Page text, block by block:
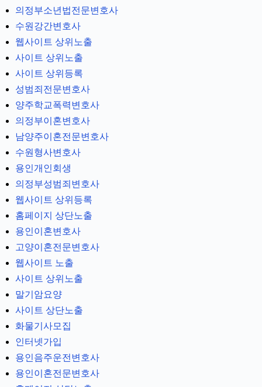
의정부소년법전문변호사
수원강간변호사
웹사이트 상위노출
사이트 상위노출
사이트 상위등록
성범죄전문변호사
양주학교폭력변호사
의정부이혼변호사
남양주이혼전문변호사
수원형사변호사
용인개인회생
의정부성범죄변호사
웹사이트 상위등록
홈페이지 상단노출
용인이혼변호사
고양이혼전문변호사
웹사이트 노출
사이트 상위노출
말기암요양
사이트 상단노출
화물기사모집
인터넷가입
용인음주운전변호사
용인이혼전문변호사